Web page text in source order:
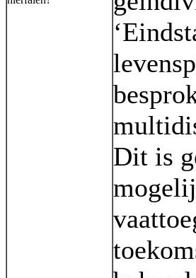
Dit is